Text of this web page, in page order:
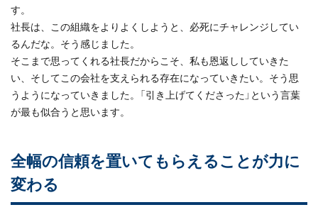
す。
社長は、この組織をよりよくしようと、必死にチャレンジしてい
るんだな。そう感じました。
そこまで思ってくれる社長だからこそ、私も恩返ししていきた
い、そしてこの会社を支えられる存在になっていきたい。そう思
うようになっていきました。「引き上げてくださった」という言葉
が最も似合うと思います。
全幅の信頼を置いてもらえることが力に
変わる